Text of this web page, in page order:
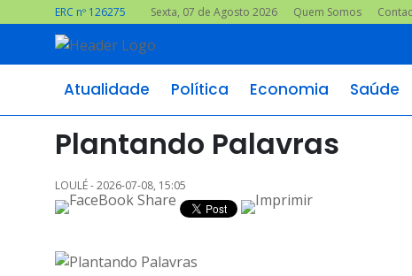
ERC nº 126275 Sexta, 07 de Agosto 2026 Quem Somos
Atualidade Política Economia Saúde
Plantando Palavras
LOULÉ - 2026-07-08, 15:05